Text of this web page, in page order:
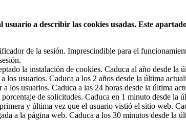
a describir las cookies usadas. Este
de la sesión. Imprescindible para el
la instalación de cookies. Caduca al año desde la
usuarios. Caduca a los 2 años desde la última
los usuarios. Caduca a las 24 horas desde la última
de solicitudes. Caduca en 1 minuto desde la
y última vez que el usuario vistió el sitio web.
a la página web. Caduca a los 30 minutos desde la